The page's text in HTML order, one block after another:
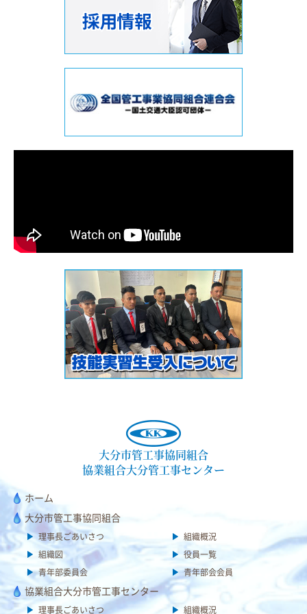
大分市管工事協同組合
協業組合大分管工事センター
ホーム
大分市管工事協同組合
理事長ごあいさつ
組織概況
組織図
役員一覧
青年部委員会
青年部会会員
協業組合大分市管工事センター
理事長ごあいさつ 組織概況